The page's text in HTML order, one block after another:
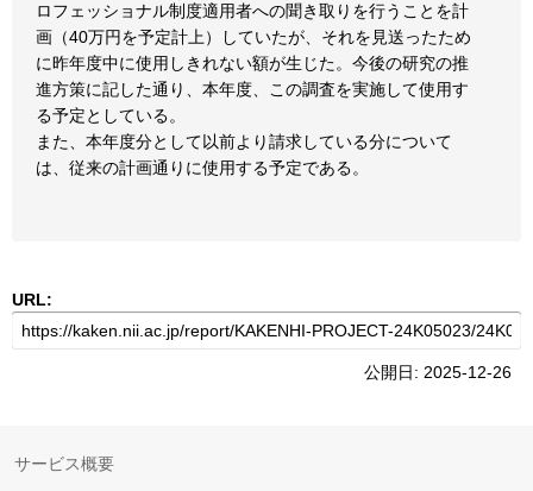
ロフェッショナル制度適用者への聞き取りを行うことを計
画（40万円を予定計上）していたが、それを見送ったため
に昨年度中に使用しきれない額が生じた。今後の研究の推
進方策に記した通り、本年度、この調査を実施して使用す
る予定としている。
また、本年度分として以前より請求している分について
は、従来の計画通りに使用する予定である。
URL:
公開日: 2025-12-26
サービス概要